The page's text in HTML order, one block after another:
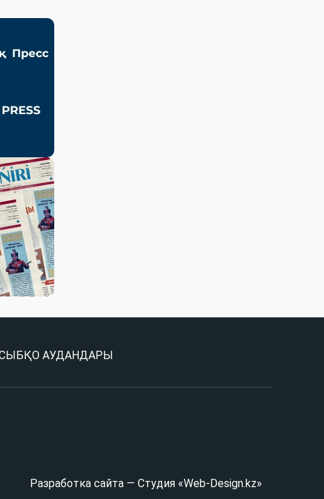
БҚО АУДАНДАРЫ
Разработка сайта — Студия «Web-Design.kz»